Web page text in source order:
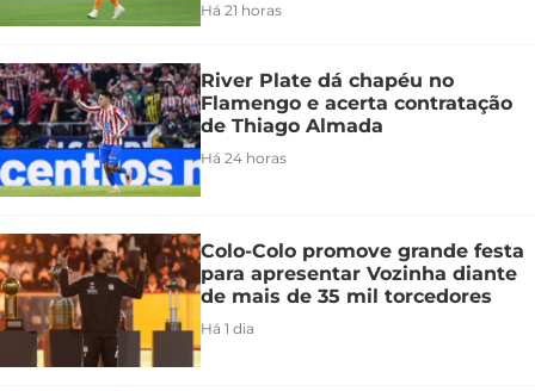
Há 21 horas
River Plate dá chapéu no
Flamengo e acerta contratação
de Thiago Almada
Há 24 horas
Colo-Colo promove grande festa
para apresentar Vozinha diante
de mais de 35 mil torcedores
Há 1 dia